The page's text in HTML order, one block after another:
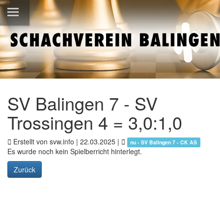
SV Balingen 7 - SV
Trossingen 4 = 3,0:1,0
Erstellt von svw.info | 22.03.2025 | nu - SV Balingen 7 - CK AS
Es wurde noch kein Spielberricht hinterlegt.
Zurück